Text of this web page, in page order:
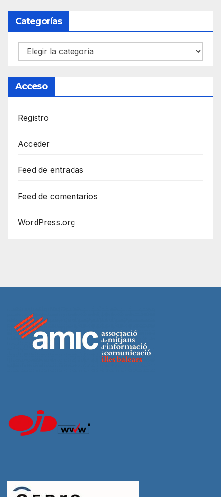
Categorías
Categorías
Acceso
Registro
Acceder
Feed de entradas
Feed de comentarios
WordPress.org